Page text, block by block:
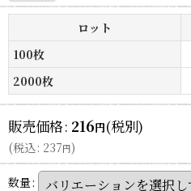
ロット
100枚
2000枚
販売価格: 216円(税別)
(税込: 237円)
数量: